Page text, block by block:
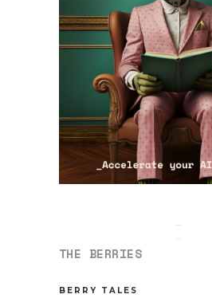
THE BERRIES
BERRY TALES